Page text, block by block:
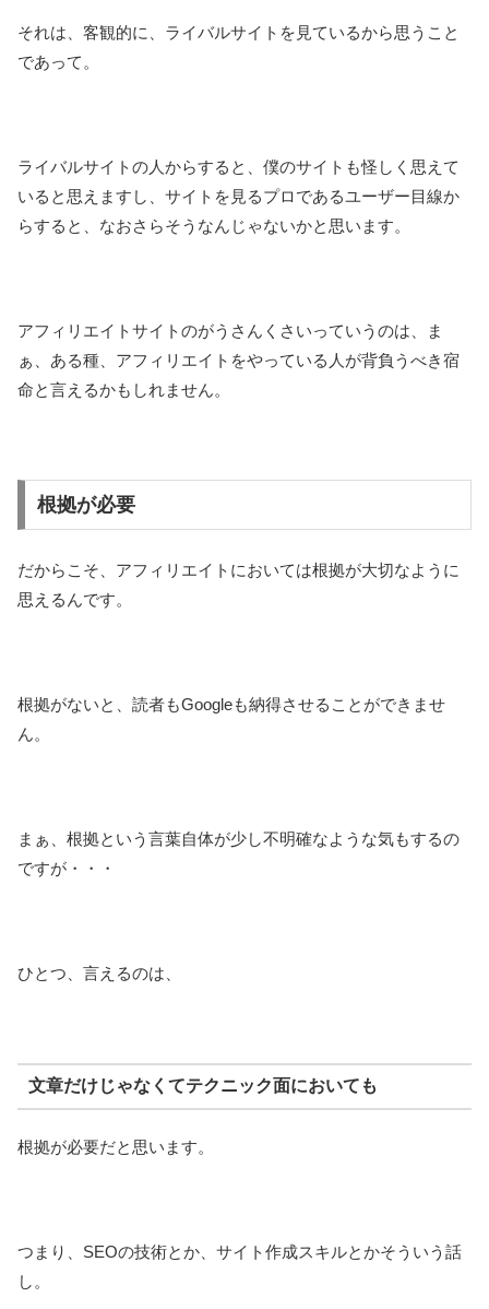
それは、客観的に、ライバルサイトを見ているから思うこと
であって。
ライバルサイトの人からすると、僕のサイトも怪しく思えて
いると思えますし、サイトを見るプロであるユーザー目線か
らすると、なおさらそうなんじゃないかと思います。
アフィリエイトサイトのがうさんくさいっていうのは、ま
ぁ、ある種、アフィリエイトをやっている人が背負うべき宿
命と言えるかもしれません。
根拠が必要
だからこそ、アフィリエイトにおいては根拠が大切なように
思えるんです。
根拠がないと、読者もGoogleも納得させることができませ
ん。
まぁ、根拠という言葉自体が少し不明確なような気もするの
ですが・・・
ひとつ、言えるのは、
文章だけじゃなくてテクニック面においても
根拠が必要だと思います。
つまり、SEOの技術とか、サイト作成スキルとかそういう話
し。